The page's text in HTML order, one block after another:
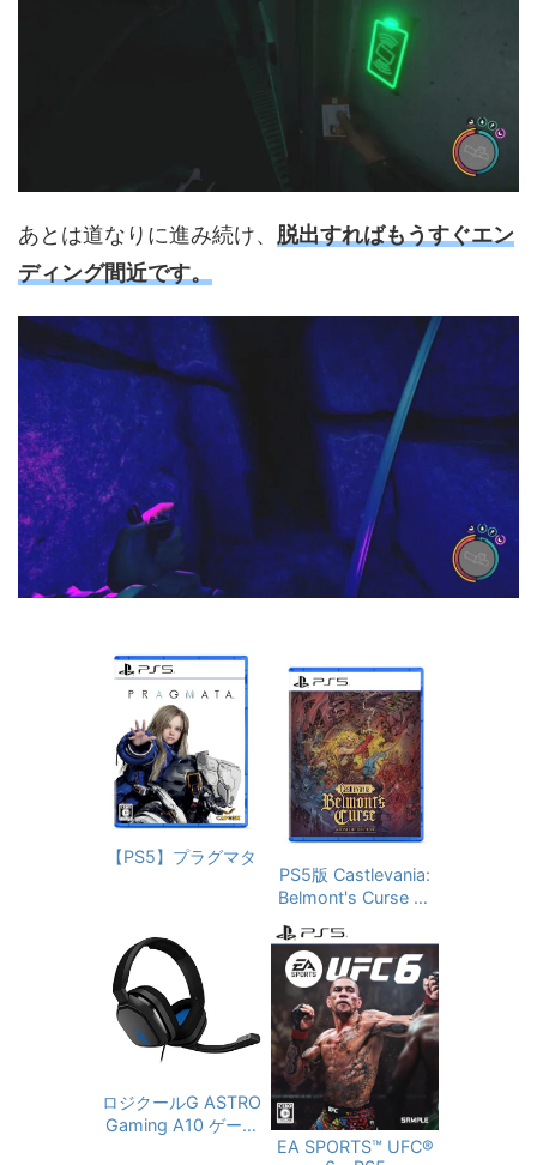
あとは道なりに進み続け、 脱出すればもうすぐエン
ディング間近です。
【PS5】プラグマタ
PS5版 Castlevania:
Belmont's Curse Mi
続特典＞DLC「トレ
バースタイルコスチ
ューム/サイファスタ
イルコスチューム/家
族の肖像（魔導
器）」 同梱 ＜早期購
入特典＞DLC「アル
カードスタイルコス
チューム」 同梱
ロジクールG ASTRO
Gaming A10 ゲーミ
EA SPORTS™ UFC®